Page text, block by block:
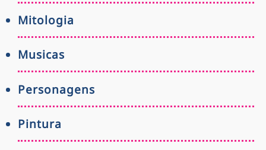
Mitologia
Musicas
Personagens
Pintura